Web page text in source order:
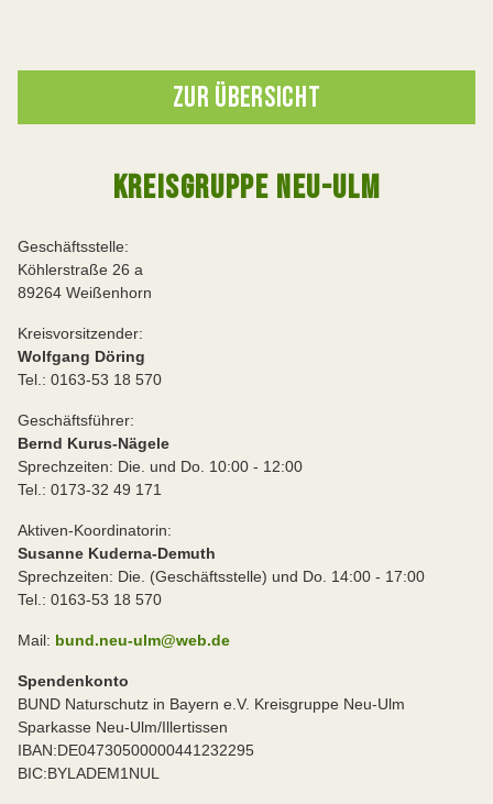
ZUR ÜBERSICHT
KREISGRUPPE NEU-ULM
Geschäftsstelle:
Köhlerstraße 26 a
89264 Weißenhorn
Kreisvorsitzender:
Wolfgang Döring
Tel.: 0163-53 18 570
Geschäftsführer:
Bernd Kurus-Nägele
Sprechzeiten: Die. und Do. 10:00 - 12:00
Tel.: 0173-32 49 171
Aktiven-Koordinatorin:
Susanne Kuderna-Demuth
Sprechzeiten: Die. (Geschäftsstelle) und Do. 14:00 - 17:00
Tel.: 0163-53 18 570
Mail: bund.neu-ulm@web.de
Spendenkonto
BUND Naturschutz in Bayern e.V. Kreisgruppe Neu-Ulm
Sparkasse Neu-Ulm/Illertissen
IBAN:DE04730500000441232295
BIC:BYLADEM1NUL